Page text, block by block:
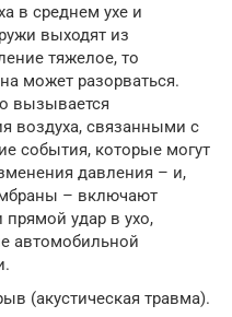
в среднем ухе и
выходят из
тяжелое, то
может разорваться.
вызывается
воздуха, связанными с
события, которые могут
давления – и,
– включают
удар в ухо,
автомобильной
(акустическая травма).